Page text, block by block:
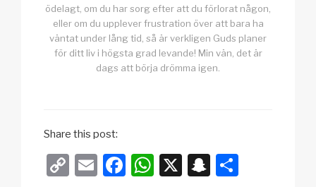
ödelagt, om du har sorg efter att du förlorat någon,
eller om du upplever frustration över att bara ha
väntat under lång tid, så är verkligen Guds planer
för ditt liv i högsta grad levande! Min vän, det är
dags att börja drömma igen.
Share this post:
C
E
F
W X
S